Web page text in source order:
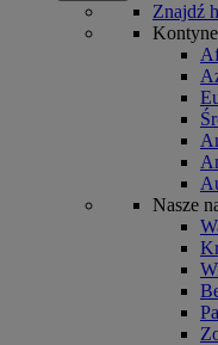
Znajdź
Nasze